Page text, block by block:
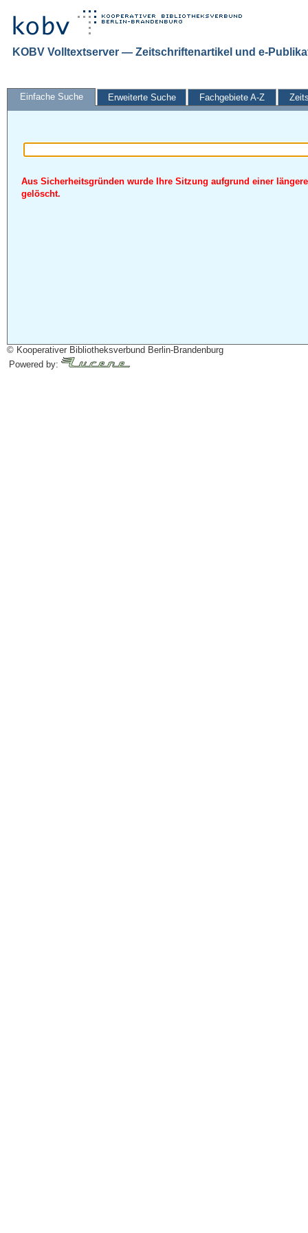
KOBV Volltextserver — Zeitschriftenartikel und e-
Einfache Suche Erweiterte Suche Fachgebiete A-Z
Aus Sicherheitsgründen wurde Ihre Sitzung aufgrund einer
gelöscht.
© Kooperativer Bibliotheksverbund Berlin-Brandenburg
Powered by: